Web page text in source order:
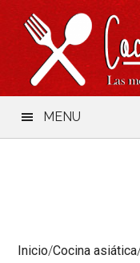
Saltar
contenido
secondary
Saltar
lateral
principal
Saltar
página
MENU
Inicio/Cocina asiática